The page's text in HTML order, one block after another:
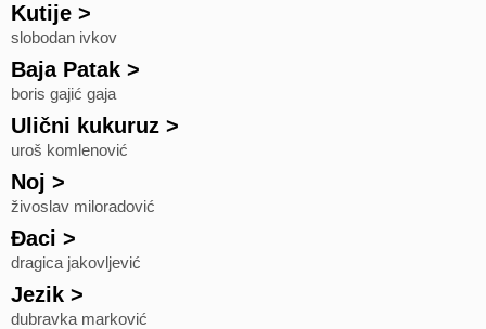
Kutije >
slobodan ivkov
Baja Patak >
boris gajić gaja
Ulični kukuruz >
uroš komlenović
Noj >
živoslav miloradović
Đaci >
dragica jakovljević
Jezik >
dubravka marković